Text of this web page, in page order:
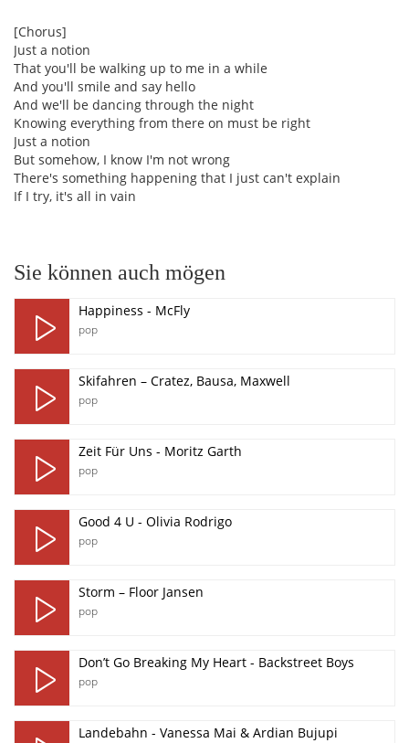
pause
[Chorus]
Just a notion
That you'll be walking up to me in a while
And you'll smile and say hello
And we'll be dancing through the night
Knowing everything from there on must be right
Just a notion
But somehow, I know I'm not wrong
There's something happening that I just can't explain
If I try, it's all in vain
Sie können auch mögen
Happiness - McFly
pop
Skifahren – Cratez, Bausa, Maxwell
pop
Zeit Für Uns - Moritz Garth
pop
Good 4 U - Olivia Rodrigo
pop
Storm – Floor Jansen
pop
Don’t Go Breaking My Heart - Backstreet Boys
pop
Landebahn - Vanessa Mai & Ardian Bujupi